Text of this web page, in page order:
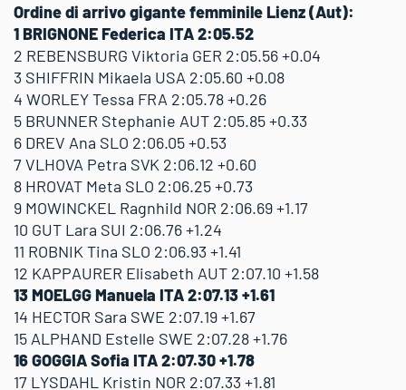
Ordine di arrivo gigante femminile Lienz (Aut):
1 BRIGNONE Federica ITA 2:05.52
2 REBENSBURG Viktoria GER 2:05.56 +0.04
3 SHIFFRIN Mikaela USA 2:05.60 +0.08
4 WORLEY Tessa FRA 2:05.78 +0.26
5 BRUNNER Stephanie AUT 2:05.85 +0.33
6 DREV Ana SLO 2:06.05 +0.53
7 VLHOVA Petra SVK 2:06.12 +0.60
8 HROVAT Meta SLO 2:06.25 +0.73
9 MOWINCKEL Ragnhild NOR 2:06.69 +1.17
10 GUT Lara SUI 2:06.76 +1.24
11 ROBNIK Tina SLO 2:06.93 +1.41
12 KAPPAURER Elisabeth AUT 2:07.10 +1.58
13 MOELGG Manuela ITA 2:07.13 +1.61
14 HECTOR Sara SWE 2:07.19 +1.67
15 ALPHAND Estelle SWE 2:07.28 +1.76
16 GOGGIA Sofia ITA 2:07.30 +1.78
17 LYSDAHL Kristin NOR 2:07.33 +1.81